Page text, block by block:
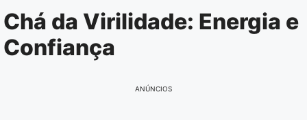
Pular
para
o
Chá da Virilidade: Energia e
Confiança
ANÚNCIOS